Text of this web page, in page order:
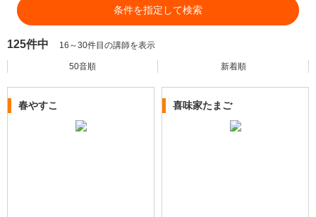
条件を指定して検索
125件中 16～30件目の講師を表示
50音順 新着順
春やすこ 喜味家たまご